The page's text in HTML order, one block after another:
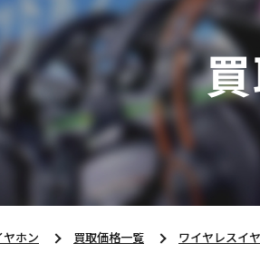
ホン 買取価格一覧 ワイヤレスイ